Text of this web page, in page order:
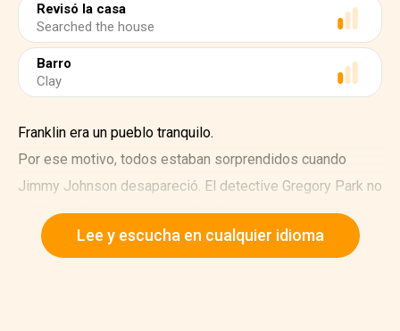
Revisó la casa
Searched the house
Barro
Clay
Franklin era un pueblo tranquilo.
Por ese motivo, todos estaban sorprendidos cuando
Jimmy Johnson desapareció. El detective Gregory Park no
había tenido un caso en mucho tiempo.
Lee y escucha en cualquier idioma